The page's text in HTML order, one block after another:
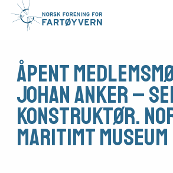
Åpent
Johan Anker –
konstruktør.
Maritimt Museum